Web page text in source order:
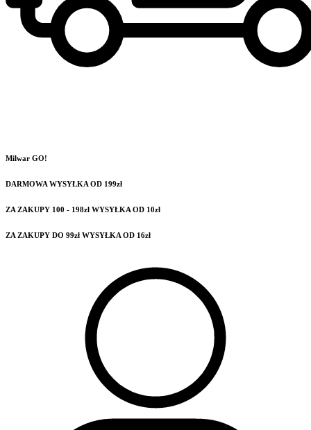
Milwar GO!
DARMOWA WYSYŁKA OD 199zł
ZA ZAKUPY 100 - 198zł WYSYŁKA OD 10zł
ZA ZAKUPY DO 99zł WYSYŁKA OD 16zł